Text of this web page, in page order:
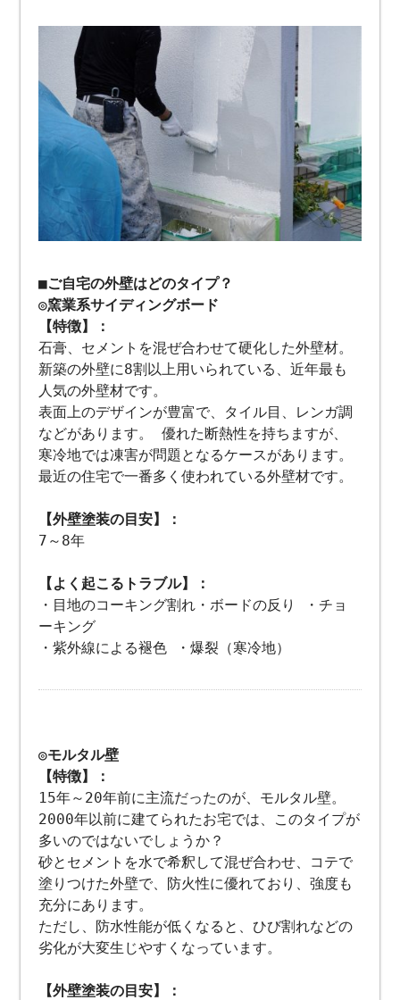
■ご自宅の外壁はどのタイプ？
◎窯業系サイディングボード
【特徴】：
石膏、セメントを混ぜ合わせて硬化した外壁材。
新築の外壁に8割以上用いられている、近年最も
人気の外壁材です。
表面上のデザインが豊富で、タイル目、レンガ調
などがあります。 優れた断熱性を持ちますが、
寒冷地では凍害が問題となるケースがあります。
最近の住宅で一番多く使われている外壁材です。
【外壁塗装の目安】：
7～8年
【よく起こるトラブル】：
・目地のコーキング割れ・ボードの反り ・チョ
ーキング
・紫外線による褪色 ・爆裂（寒冷地）
◎モルタル壁
【特徴】：
15年～20年前に主流だったのが、モルタル壁。
2000年以前に建てられたお宅では、このタイプが
多いのではないでしょうか？
砂とセメントを水で希釈して混ぜ合わせ、コテで
塗りつけた外壁で、防火性に優れており、強度も
充分にあります。
ただし、防水性能が低くなると、ひび割れなどの
劣化が大変生じやすくなっています。
【外壁塗装の目安】：